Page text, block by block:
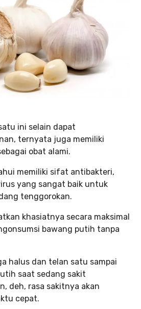
ini selain dapat
ternyata juga memiliki
obat alami.
memiliki sifat antibakteri,
yang sangat baik untuk
tenggorokan.
khasiatnya secara maksimal
bawang putih tanpa
halus dan telan satu sampai
saat sedang sakit
deh, rasa sakitnya akan
cepat.